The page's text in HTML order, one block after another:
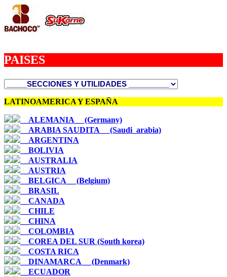
PAISES
LATINOAMERICA Y ESPAÑA
__ALEMANIA__ (Germany)
__ARABIA SAUDITA__ (Saudi_arabia)
__ARGENTINA
__BOLIVIA
__AUSTRALIA
__AUSTRIA
__BELGICA__ (Belgium)
__BRASIL
__CANADA
__CHILE
__CHINA
__COLOMBIA
__COREA DEL SUR (South korea)
__COSTA RICA
__DINAMARCA__ (Denmark)
__ECUADOR